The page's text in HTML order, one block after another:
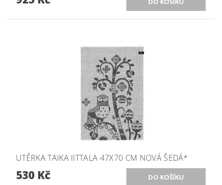
UTĚRKA TAIKA IITTALA 47X70 CM NOVÁ ŠEDÁ*
530 Kč